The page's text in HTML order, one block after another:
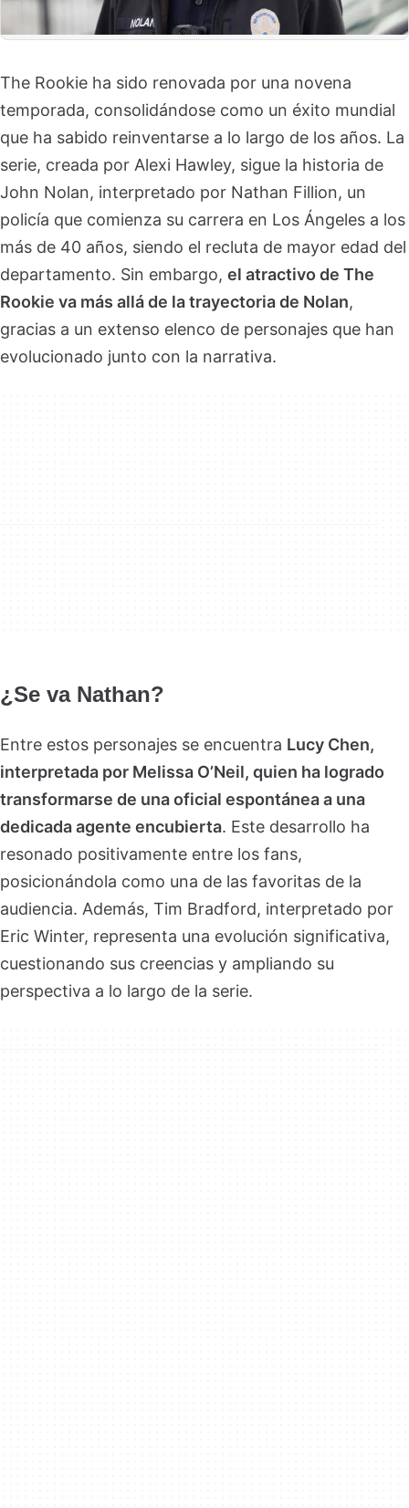
The Rookie ha sido renovada por una novena
temporada, consolidándose como un éxito mundial
que ha sabido reinventarse a lo largo de los años. La
serie, creada por Alexi Hawley, sigue la historia de
John Nolan, interpretado por Nathan Fillion, un
policía que comienza su carrera en Los Ángeles a los
más de 40 años, siendo el recluta de mayor edad del
departamento. Sin embargo, el atractivo de The
Rookie va más allá de la trayectoria de Nolan,
gracias a un extenso elenco de personajes que han
evolucionado junto con la narrativa.
¿Se va Nathan?
Entre estos personajes se encuentra Lucy Chen,
interpretada por Melissa O’Neil, quien ha logrado
transformarse de una oficial espontánea a una
dedicada agente encubierta. Este desarrollo ha
resonado positivamente entre los fans,
posicionándola como una de las favoritas de la
audiencia. Además, Tim Bradford, interpretado por
Eric Winter, representa una evolución significativa,
cuestionando sus creencias y ampliando su
perspectiva a lo largo de la serie.